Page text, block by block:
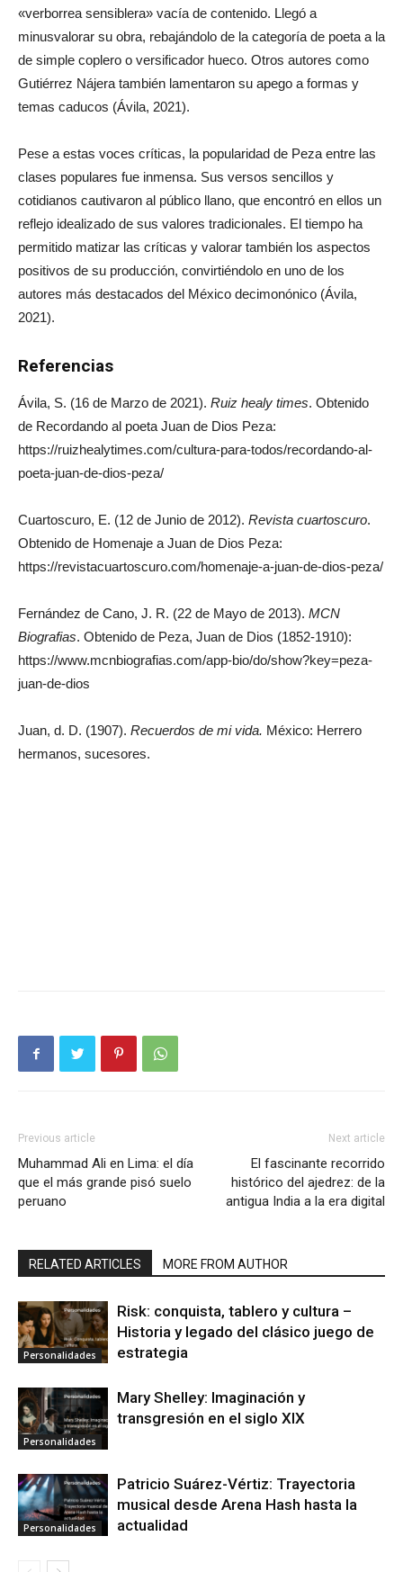
«verborrea sensiblera» vacía de contenido. Llegó a
minusvalorar su obra, rebajándolo de la categoría de poeta a la
de simple coplero o versificador hueco. Otros autores como
Gutiérrez Nájera también lamentaron su apego a formas y
temas caducos (Ávila, 2021).
Pese a estas voces críticas, la popularidad de Peza entre las
clases populares fue inmensa. Sus versos sencillos y
cotidianos cautivaron al público llano, que encontró en ellos un
reflejo idealizado de sus valores tradicionales. El tiempo ha
permitido matizar las críticas y valorar también los aspectos
positivos de su producción, convirtiéndolo en uno de los
autores más destacados del México decimonónico (Ávila,
2021).
Referencias
Ávila, S. (16 de Marzo de 2021). Ruiz healy times. Obtenido
de Recordando al poeta Juan de Dios Peza:
https://ruizhealytimes.com/cultura-para-todos/recordando-al-
poeta-juan-de-dios-peza/
Cuartoscuro, E. (12 de Junio de 2012). Revista cuartoscuro.
Obtenido de Homenaje a Juan de Dios Peza:
https://revistacuartoscuro.com/homenaje-a-juan-de-dios-peza/
Fernández de Cano, J. R. (22 de Mayo de 2013). MCN
Biografias. Obtenido de Peza, Juan de Dios (1852-1910):
https://www.mcnbiografias.com/app-bio/do/show?key=peza-
juan-de-dios
Juan, d. D. (1907). Recuerdos de mi vida. México: Herrero
hermanos, sucesores.
Previous article
Muhammad Ali en Lima: el día
que el más grande pisó suelo
peruano
Next article
El fascinante recorrido
histórico del ajedrez: de la
antigua India a la era digital
RELATED ARTICLES MORE FROM AUTHOR
Personalidades
Risk: conquista, tablero y cultura –
Historia y legado del clásico juego de
estrategia
Personalidades
Mary Shelley: Imaginación y
transgresión en el siglo XIX
Personalidades
Patricio Suárez-Vértiz: Trayectoria
musical desde Arena Hash hasta la
actualidad